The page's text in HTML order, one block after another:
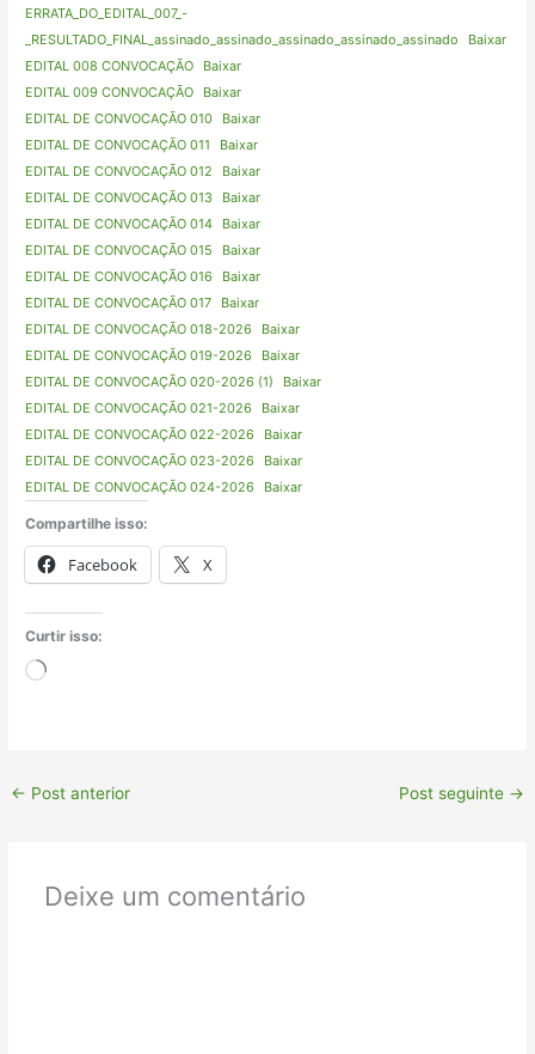
ERRATA_DO_EDITAL_007_-
_RESULTADO_FINAL_assinado_assinado_assinado_assinado_assinado
Baixar
EDITAL 008 CONVOCAÇÃO
Baixar
EDITAL 009 CONVOCAÇÃO
Baixar
EDITAL DE CONVOCAÇÃO 010
Baixar
EDITAL DE CONVOCAÇÃO 011
Baixar
EDITAL DE CONVOCAÇÃO 012
Baixar
EDITAL DE CONVOCAÇÃO 013
Baixar
EDITAL DE CONVOCAÇÃO 014
Baixar
EDITAL DE CONVOCAÇÃO 015
Baixar
EDITAL DE CONVOCAÇÃO 016
Baixar
EDITAL DE CONVOCAÇÃO 017
Baixar
EDITAL DE CONVOCAÇÃO 018-2026
Baixar
EDITAL DE CONVOCAÇÃO 019-2026
Baixar
EDITAL DE CONVOCAÇÃO 020-2026 (1)
Baixar
EDITAL DE CONVOCAÇÃO 021-2026
Baixar
EDITAL DE CONVOCAÇÃO 022-2026
Baixar
EDITAL DE CONVOCAÇÃO 023-2026
Baixar
EDITAL DE CONVOCAÇÃO 024-2026
Baixar
Compartilhe isso:
Facebook X
Curtir isso:
Carregando...
← Post anterior Post seguinte →
Deixe um comentário